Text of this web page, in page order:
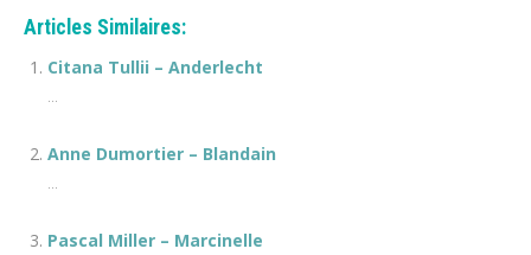
Articles Similaires:
Citana Tullii – Anderlecht
...
Anne Dumortier – Blandain
...
Pascal Miller – Marcinelle